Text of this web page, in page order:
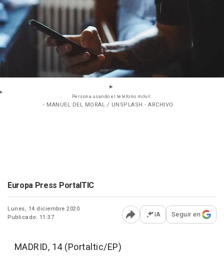
Persona usando el teléfono móvil.
- MANUEL DEL MORAL / UNSPLASH - ARCHIVO
Europa Press PortalTIC
Lunes, 14 diciembre 2020
Publicado: 11:37
Abrir opciones para
IA Seguir en
MADRID, 14 (Portaltic/EP)